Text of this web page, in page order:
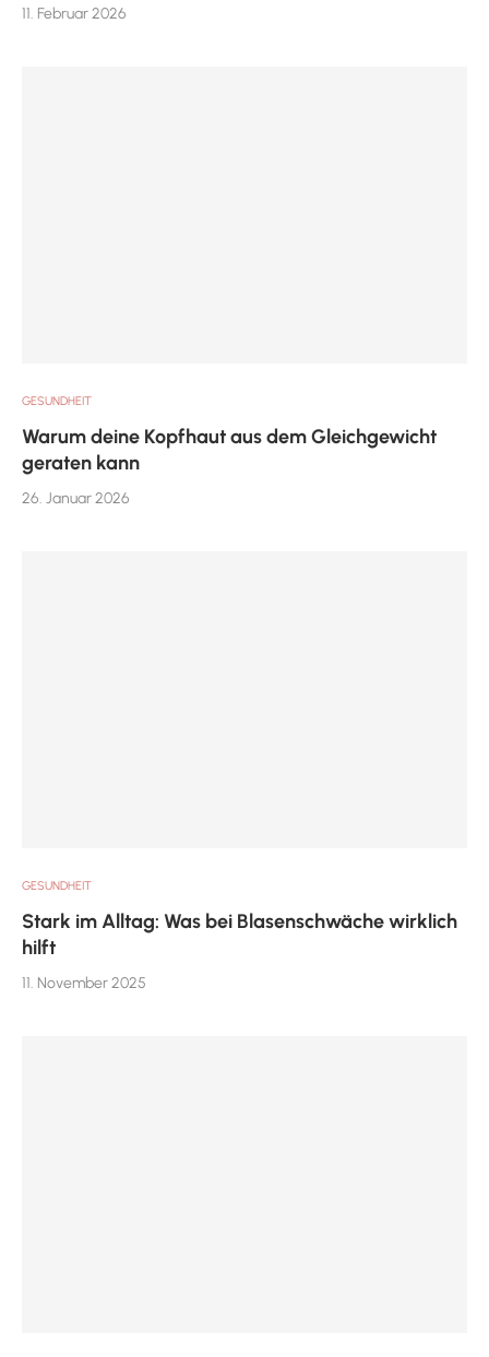
11. Februar 2026
GESUNDHEIT
Warum deine Kopfhaut aus dem Gleichgewicht
geraten kann
26. Januar 2026
GESUNDHEIT
Stark im Alltag: Was bei Blasenschwäche wirklich
hilft
11. November 2025